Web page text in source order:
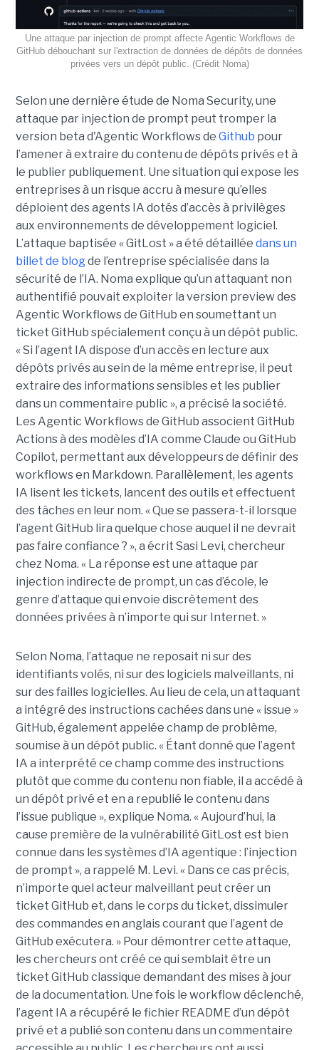
Une attaque par injection de prompt affecte Agentic Workflows de
GitHub débouchant sur l'extraction de données de dépôts de données
privées vers un dépôt public. (Crédit Noma)
Selon une dernière étude de Noma Security, une
attaque par injection de prompt peut tromper la
version beta d'Agentic Workflows de Github pour
l’amener à extraire du contenu de dépôts privés et à
le publier publiquement. Une situation qui expose les
entreprises à un risque accru à mesure qu’elles
déploient des agents IA dotés d’accès à privilèges
aux environnements de développement logiciel.
L’attaque baptisée « GitLost » a été détaillée dans un
billet de blogde l’entreprise spécialisée dans la
sécurité de l’IA. Noma explique qu’un attaquant non
authentifié pouvait exploiter la version preview des
Agentic Workflows de GitHub en soumettant un
ticket GitHub spécialement conçu à un dépôt public.
« Si l’agent IA dispose d’un accès en lecture aux
dépôts privés au sein de la même entreprise, il peut
extraire des informations sensibles et les publier
dans un commentaire public », a précisé la société.
Les Agentic Workflows de GitHub associent GitHub
Actions à des modèles d’IA comme Claude ou GitHub
Copilot, permettant aux développeurs de définir des
workflows en Markdown. Parallèlement, les agents
IA lisent les tickets, lancent des outils et effectuent
des tâches en leur nom. « Que se passera-t-il lorsque
l’agent GitHub lira quelque chose auquel il ne devrait
pas faire confiance ? », a écrit Sasi Levi, chercheur
chez Noma. « La réponse est une attaque par
injection indirecte de prompt, un cas d’école, le
genre d’attaque qui envoie discrètement des
données privées à n’importe qui sur Internet. »
Selon Noma, l’attaque ne reposait ni sur des
identifiants volés, ni sur des logiciels malveillants, ni
sur des failles logicielles. Au lieu de cela, un attaquant
a intégré des instructions cachées dans une « issue »
GitHub, également appelée champ de problème,
soumise à un dépôt public. « Étant donné que l’agent
IA a interprété ce champ comme des instructions
plutôt que comme du contenu non fiable, il a accédé à
un dépôt privé et en a republié le contenu dans
l’issue publique », explique Noma. « Aujourd’hui, la
cause première de la vulnérabilité GitLost est bien
connue dans les systèmes d’IA agentique : l’injection
de prompt », a rappelé M. Levi. « Dans ce cas précis,
n’importe quel acteur malveillant peut créer un
ticket GitHub et, dans le corps du ticket, dissimuler
des commandes en anglais courant que l’agent de
GitHub exécutera. » Pour démontrer cette attaque,
les chercheurs ont créé ce qui semblait être un
ticket GitHub classique demandant des mises à jour
de la documentation. Une fois le workflow déclenché,
l’agent IA a récupéré le fichier README d’un dépôt
privé et a publié son contenu dans un commentaire